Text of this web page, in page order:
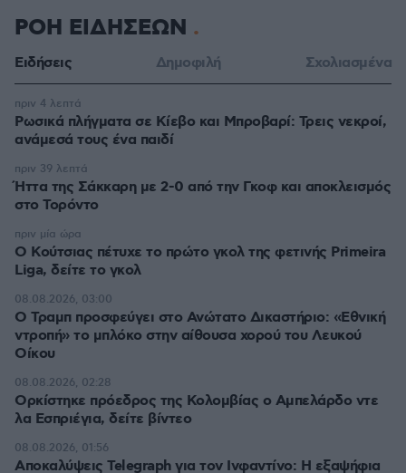
ΡΟΗ ΕΙΔΗΣΕΩΝ
Ειδήσεις Δημοφιλή Σχολιασμένα
Ρωσικά πλήγματα σε Κίεβο και Μπροβαρί: Τρεις νεκροί,
ανάμεσά τους ένα παιδί
πριν 4 λεπτά
Ήττα της Σάκκαρη με 2-0 από την Γκοφ και αποκλεισμός
στο Τορόντο
πριν 39 λεπτά
Ο Κούτσιας πέτυχε το πρώτο γκολ της φετινής Primeira
Liga, δείτε το γκολ
πριν μία ώρα
Ο Τραμπ προσφεύγει στο Ανώτατο Δικαστήριο: «Εθνική
ντροπή» το μπλόκο στην αίθουσα χορού του Λευκού
Οίκου
08.08.2026, 03:00
Ορκίστηκε πρόεδρος της Κολομβίας ο Αμπελάρδο ντε
λα Εσπριέγια, δείτε βίντεο
08.08.2026, 02:28
Αποκαλύψεις Telegraph για τον Ινφαντίνο: Η εξαψήφια
08.08.2026, 01:56